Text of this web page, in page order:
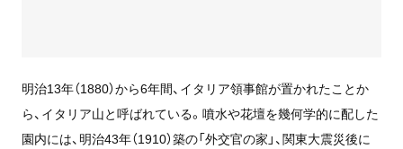
明治13年（1880）から6年間、イタリア領事館が置かれたことか
ら、イタリア山と呼ばれている。噴水や花壇を幾何学的に配した
園内には、明治43年（1910）築の「外交官の家」、関東大震災後に